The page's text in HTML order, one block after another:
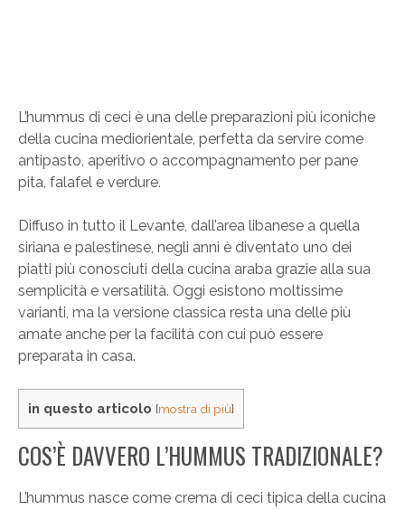
L’hummus di ceci è una delle preparazioni più iconiche
della cucina mediorientale, perfetta da servire come
antipasto, aperitivo o accompagnamento per pane
pita, falafel e verdure.
Diffuso in tutto il Levante, dall’area libanese a quella
siriana e palestinese, negli anni è diventato uno dei
piatti più conosciuti della cucina araba grazie alla sua
semplicità e versatilità. Oggi esistono moltissime
varianti, ma la versione classica resta una delle più
amate anche per la facilità con cui può essere
preparata in casa.
in questo articolo [mostra di più]
COS’È DAVVERO L’HUMMUS TRADIZIONALE?
L’hummus nasce come crema di ceci tipica della cucina